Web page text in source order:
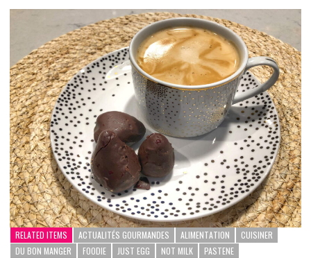
RELATED ITEMS ACTUALITÉS GOURMANDES ALIMENTATION
CUISINER
DU BON MANGER
FOODIE JUST EGG NOT MILK
PASTENE